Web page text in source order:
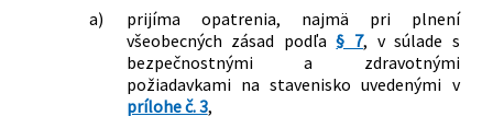
a)
prijíma opatrenia, najmä pri plnení
všeobecných zásad podľa§ 7, v súlade s
bezpečnostnými a zdravotnými
požiadavkami na stavenisko uvedenými v
prílohe č. 3,